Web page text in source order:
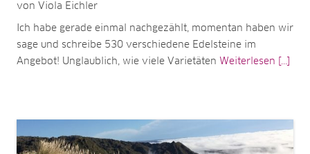
von Viola Eichler
Ich habe gerade einmal nachgezählt, momentan haben wir
sage und schreibe 530 verschiedene Edelsteine im
Angebot! Unglaublich, wie viele Varietäten Weiterlesen [...]